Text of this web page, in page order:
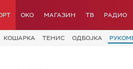
OKO МАГАЗИН ТВ РАДИО
КОШАРКА ТЕНИС ОДБОЈКА